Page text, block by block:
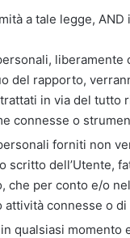
a tale legge, AND
liberamente
del rapporto,
in via del tutto
connesse o
forniti non
scritto dell’Utente,
che per conto e/o
attività connesse o
qualsiasi momento